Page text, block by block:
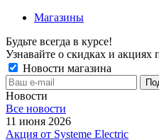
Магазины
Будьте всегда в курсе!
Узнавайте о скидках и акциях
Новости магазина
Новости
Все новости
11 июня 2026
Акция от Systeme Electric